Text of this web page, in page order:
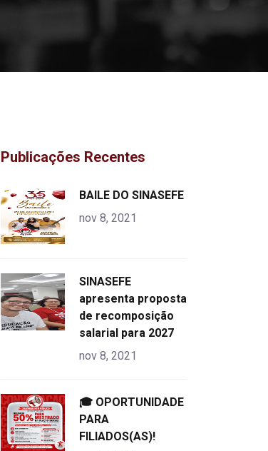
Publicações Recentes
alt="product">
BAILE DO SINASEFE
nov 8, 2021
alt="product">
SINASEFE
apresenta proposta
de recomposição
salarial para 2027
nov 8, 2021
alt="product">
🎓 OPORTUNIDADE
PARA
FILIADOS(AS)!